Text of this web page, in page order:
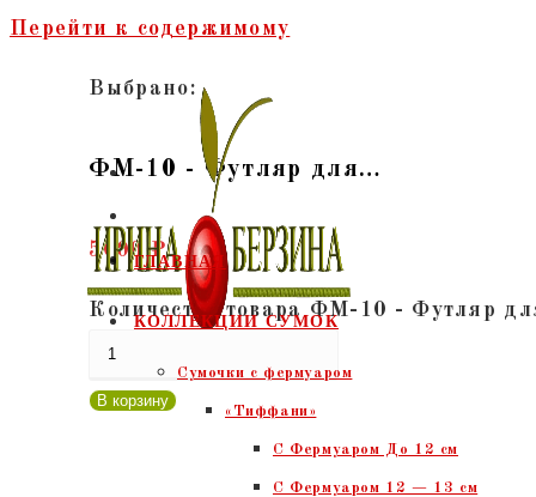
Перейти к содержимому
ГЛАВНАЯ
КОЛЛЕКЦИИ СУМОК
Сумочки c фермуаром
«Тиффани»
С Фермуаром До 12 см
С Фермуаром 12 — 13 см
Выбрано:
ФМ-10 - Футляр для…
5000₽
Количество товара ФМ-10 - Футляр
В корзину